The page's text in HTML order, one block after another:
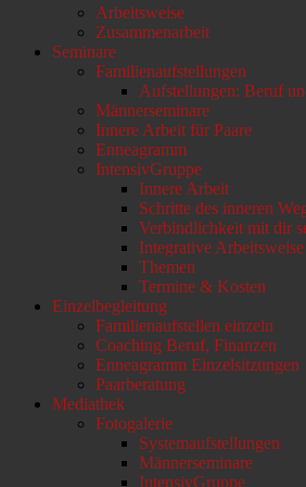
Arbeitsweise
Zusammenarbeit
Seminare
Familienaufstellungen
Aufstellungen: Beruf
Männerseminare
Innere Arbeit für Paare
Enneagramm
IntensivGruppe
Innere Arbeit
Schritte des inneren
Verbindlichkeit mit dir
Integrative Arbeitsweise
Themen
Termine & Kosten
Einzelbegleitung
Familienaufstellen einzeln
Coaching Beruf, Finanzen
Enneagramm Einzelsitzungen
Paarberatung
Mediathek
Fotogalerie
Systemaufstellungen
Männerseminare
IntensivGruppe